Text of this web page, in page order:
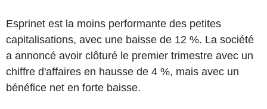
Esprinet est la moins performante des petites
capitalisations, avec une baisse de 12 %. La société
a annoncé avoir clôturé le premier trimestre avec un
chiffre d'affaires en hausse de 4 %, mais avec un
bénéfice net en forte baisse.